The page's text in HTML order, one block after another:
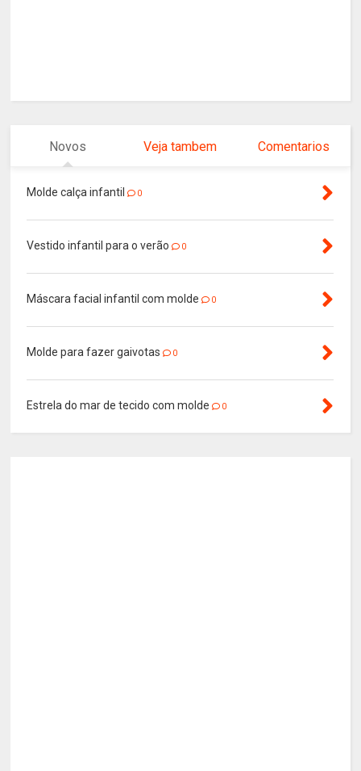
Novos Veja tambem Comentarios
Molde calça infantil 0
Vestido infantil para o verão 0
Máscara facial infantil com molde 0
Molde para fazer gaivotas 0
Estrela do mar de tecido com molde 0